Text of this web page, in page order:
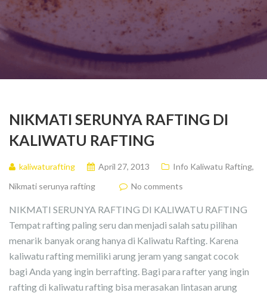
NIKMATI SERUNYA RAFTING DI
KALIWATU RAFTING
kaliwaturafting April 27, 2013 Info Kaliwatu Rafting,
Nikmati serunya rafting
No comments
NIKMATI SERUNYA RAFTING DI KALIWATU RAFTING
Tempat rafting paling seru dan menjadi salah satu pilihan
menarik banyak orang hanya di Kaliwatu Rafting. Karena
kaliwatu rafting memiliki arung jeram yang sangat cocok
bagi Anda yang ingin berrafting. Bagi para rafter yang ingin
rafting di kaliwatu rafting bisa merasakan lintasan arung